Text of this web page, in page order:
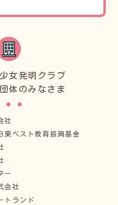
女発明クラブ
体のみなさま
社
ベスト教育振興基金
ー
会社
トランド